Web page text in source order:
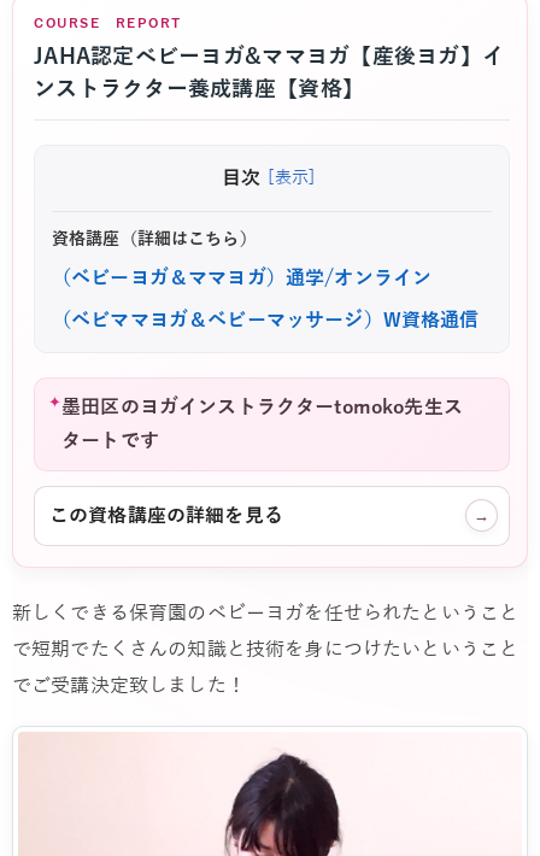
COURSE REPORT
JAHA認定ベビーヨガ&ママヨガ【産後ヨガ】イ
ンストラクター養成講座【資格】
目次 [表示]
資格講座（詳細はこちら）
（ベビーヨガ＆ママヨガ）通学/オンライン
（ベビママヨガ＆ベビーマッサージ）W資格通信
✦墨田区のヨガインストラクターtomoko先生ス
タートです
この資格講座の詳細を見る →
新しくできる保育園のベビーヨガを任せられたということ
で短期でたくさんの知識と技術を身につけたいということ
でご受講決定致しました！